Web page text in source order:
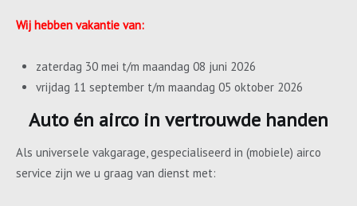
Wij hebben vakantie van:
zaterdag 30 mei t/m maandag 08 juni 2026
vrijdag 11 september t/m maandag 05 oktober 2026
Auto én airco in vertrouwde handen
Als universele vakgarage, gespecialiseerd in (mobiele) airco
service zijn we u graag van dienst met: